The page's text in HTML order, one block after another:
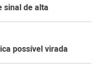
sinal de alta
possível virada